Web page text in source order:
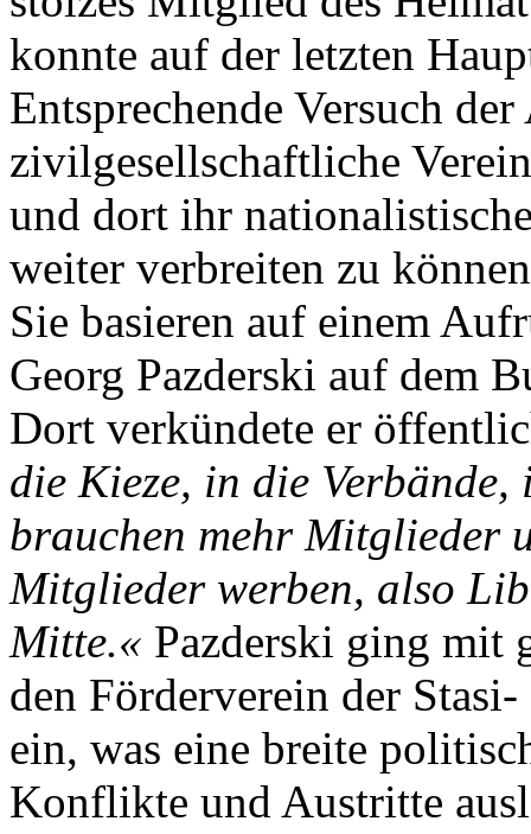
konnte auf der letzten
Entsprechende Versuch
zivilgesellschaftliche
und dort ihr
weiter verbreiten zu
Sie basieren auf einem
Georg Pazderski auf dem
Dort verkündete er
die Kieze, in die
brauchen mehr Mitglieder
Mitglieder werben, also
Mitte.« Pazderski ging mit
den Förderverein der
ein, was eine breite
Konflikte und Austritte